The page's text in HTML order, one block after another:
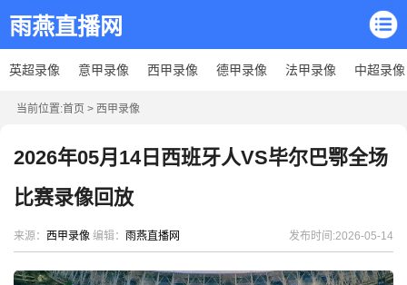
雨燕直播网
英超录像 意甲录像 西甲录像 德甲录像 法甲录像 中超录像
当前位置:首页 > 西甲录像
2026年05月14日西班牙人VS毕尔巴鄂全场
比赛录像回放
来源： 西甲录像 编辑： 雨燕直播网 发布时间:2026-05-14